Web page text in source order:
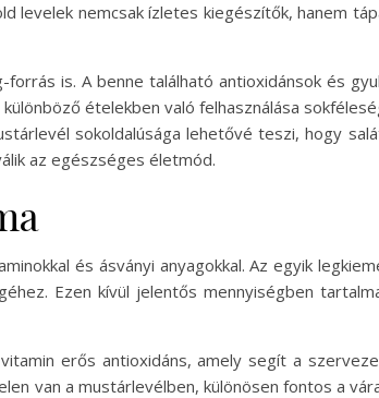
nemcsak ízletes kiegészítők, hanem
is. A benne található antioxidánsok és
ételekben való felhasználása
sokoldalúsága lehetővé teszi, hogy
az egészséges életmód.
és ásványi anyagokkal. Az egyik
Ezen kívül jelentős mennyiségben
erős antioxidáns, amely segít a
van a mustárlevélben, különösen fontos a